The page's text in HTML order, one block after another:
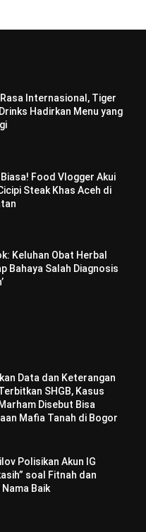
Internasional, Tiger
Hadirkan Menu yang
Food Vlogger Akui
Steak Khas Aceh di
Keluhan Obat Herbal
Bahaya Salah Diagnosis
Data dan Keterangan
SHGB, Kasus
Disebut Bisa
Mafia Tanah di Bogor
Polisikan Akun IG
soal Fitnah dan
Baik